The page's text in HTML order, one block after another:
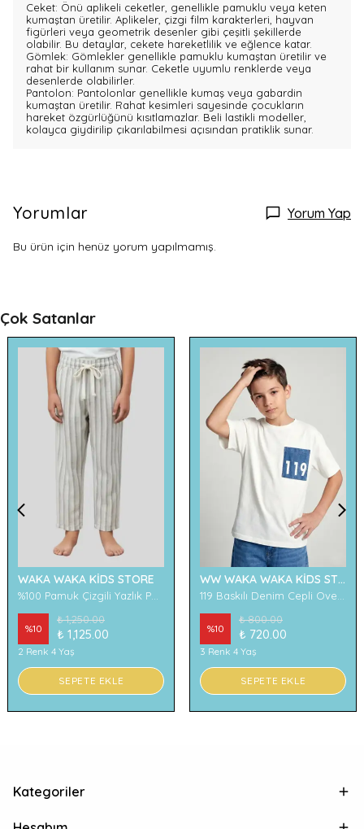
Ceket: Önü aplikeli ceketler, genellikle pamuklu veya keten
kumaştan üretilir. Aplikeler, çizgi film karakterleri, hayvan
figürleri veya geometrik desenler gibi çeşitli şekillerde
olabilir. Bu detaylar, cekete hareketlilik ve eğlence katar.
Gömlek: Gömlekler genellikle pamuklu kumaştan üretilir ve
rahat bir kullanım sunar. Ceketle uyumlu renklerde veya
desenlerde olabilirler.
Pantolon: Pantolonlar genellikle kumaş veya gabardin
kumaştan üretilir. Rahat kesimleri sayesinde çocukların
hareket özgürlüğünü kısıtlamazlar. Beli lastikli modeller,
kolayca giydirilip çıkarılabilmesi açısından pratiklik sunar.
Yorumlar Yorum Yap
Bu ürün için henüz yorum yapılmamış.
Çok Satanlar
WAKA WAKA KİDS STORE
%10
₺ 1,250.00
₺ 1,125.00
2 Renk 4 Yaş
SEPETE EKLE
WW WAKA WAKA KİDS STORE
%10
₺ 800.00
₺ 720.00
3 Renk 4 Yaş
SEPETE EKLE
Kategoriler